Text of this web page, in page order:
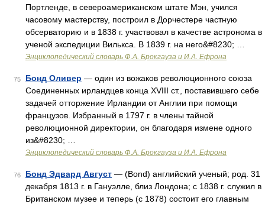
Портленде, в североамериканском штате Мэн, учился
часовому мастерству, построил в Дорчестере частную
обсерваторию и в 1838 г. участвовал в качестве астронома в
ученой экспедиции Вилькса. В 1839 г. на него&#8230; …
Энциклопедический словарь Ф.А. Брокгауза и И.А. Ефрона
75 Бонд Оливер — один из вожаков революционного союза
Соединенных ирландцев конца XVIII ст., поставившего себе
задачей отторжение Ирландии от Англии при помощи
французов. Избранный в 1797 г. в члены тайной
революционной директории, он благодаря измене одного
из&#8230; …
Энциклопедический словарь Ф.А. Брокгауза и И.А. Ефрона
76 Бонд Эдвард Август — (Bond) английский ученый; род. 31
декабря 1813 г. в Гануэлле, близ Лондона; с 1838 г. служил в
Британском музее и теперь (с 1878) состоит его главным